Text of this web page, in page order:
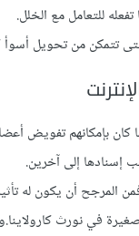
للتعامل مع الخلل.
تتمكن من تحويل
بإمكانهم تفويض
إسنادها إلى آخرين.
المرجح أن يكون له
في نورث